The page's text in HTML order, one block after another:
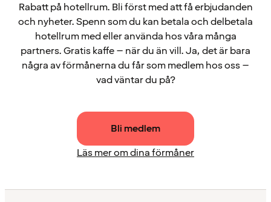
Rabatt på hotellrum. Bli först med att få erbjudanden
och nyheter. Spenn som du kan betala och delbetala
hotellrum med eller använda hos våra många
partners. Gratis kaffe – när du än vill. Ja, det är bara
några av förmånerna du får som medlem hos oss –
vad väntar du på?
Bli medlem
Läs mer om dina förmåner